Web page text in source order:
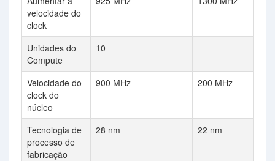
velocidade do
clock
Unidades do
Compute
10
Velocidade do
clock do
núcleo
900 MHz 200 MHz
Tecnologia de
processo de
fabricação
28 nm 22 nm